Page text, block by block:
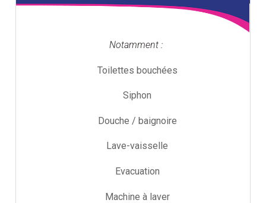
Notamment :
Toilettes bouchées
Siphon
Douche / baignoire
Lave-vaisselle
Evacuation
Machine à laver